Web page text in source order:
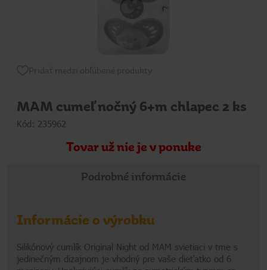
MAM cumeľ nočný 6+m chlapec 2 ks
Kód: 235962
Tovar už nie je v ponuke
Podrobné informácie
Informácie o výrobku
Silikónový cumlík Original Night od MAM svietiaci v tme s
jedinečným dizajnom je vhodný pre vaše dieťatko od 6